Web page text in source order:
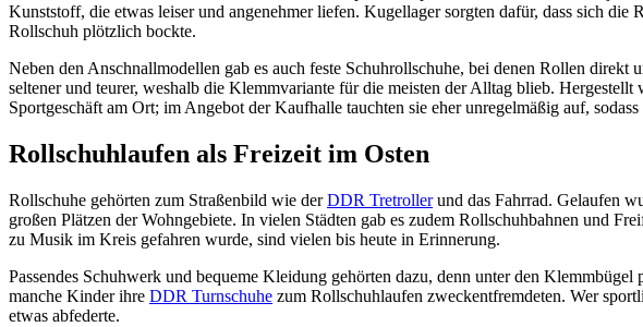
Kunststoff, die etwas leiser und angenehmer liefen. Kugellager sorgten dafür, dass sich
Rollschuh plötzlich bockte.
Neben den Anschnallmodellen gab es auch feste Schuhrollschuhe, bei denen Rollen
seltener und teurer, weshalb die Klemmvariante für die meisten der Alltag blieb.
Sportgeschäft am Ort; im Angebot der Kaufhalle tauchten sie eher unregelmäßig auf,
Rollschuhlaufen als Freizeit im Osten
Rollschuhe gehörten zum Straßenbild wie derDDR Tretrollerund das Fahrrad. Gelaufen
großen Plätzen der Wohngebiete. In vielen Städten gab es zudem Rollschuhbahnen und
zu Musik im Kreis gefahren wurde, sind vielen bis heute in Erinnerung.
Passendes Schuhwerk und bequeme Kleidung gehörten dazu, denn unter den
manche Kinder ihre DDR Turnschuhe zum Rollschuhlaufen zweckentfremdeten. Wer
etwas abfederte.